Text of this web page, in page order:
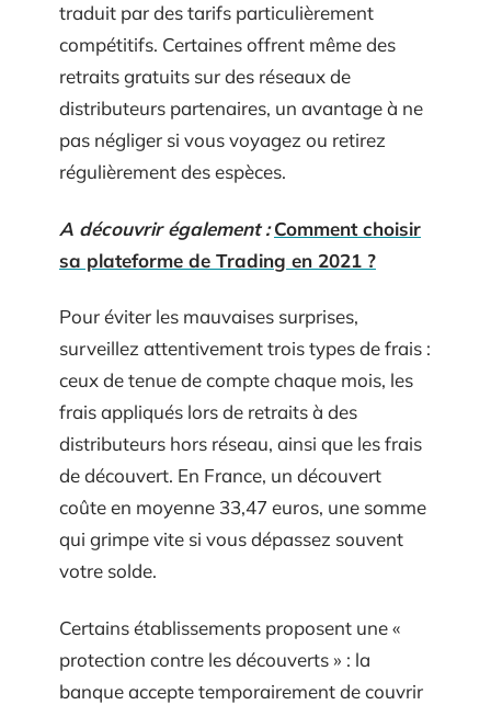
traduit par des tarifs particulièrement
compétitifs. Certaines offrent même des
retraits gratuits sur des réseaux de
distributeurs partenaires, un avantage à ne
pas négliger si vous voyagez ou retirez
régulièrement des espèces.
A découvrir également : Comment choisir
sa plateforme de Trading en 2021 ?
Pour éviter les mauvaises surprises,
surveillez attentivement trois types de frais :
ceux de tenue de compte chaque mois, les
frais appliqués lors de retraits à des
distributeurs hors réseau, ainsi que les frais
de découvert. En France, un découvert
coûte en moyenne 33,47 euros, une somme
qui grimpe vite si vous dépassez souvent
votre solde.
Certains établissements proposent une «
protection contre les découverts » : la
banque accepte temporairement de couvrir